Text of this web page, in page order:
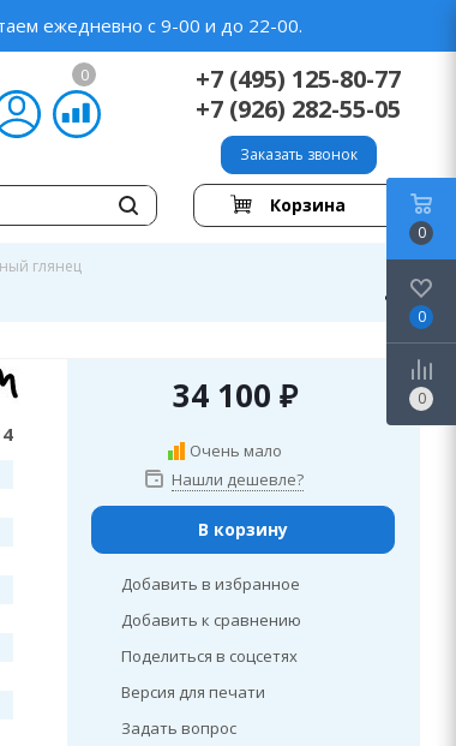
ежедневно с 9-00 и до 22-00.
0
+7 (495) 125-80-77
+7 (926) 282-55-05
Заказать звонок
Корзина
глянец
34 100 ₽
Очень мало
Нашли дешевле?
В корзину
Добавить в избранное
Добавить к сравнению
Поделиться в соцсетях
Версия для печати
Задать вопрос
0
0
0